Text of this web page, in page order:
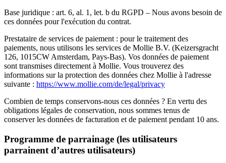
Base juridique : art. 6, al. 1, let. b du RGPD – Nous avons besoin de
ces données pour l'exécution du contrat.
Prestataire de services de paiement : pour le traitement des
paiements, nous utilisons les services de Mollie B.V. (Keizersgracht
126, 1015CW Amsterdam, Pays-Bas). Vos données de paiement
sont transmises directement à Mollie. Vous trouverez des
informations sur la protection des données chez Mollie à l'adresse
suivante : https://www.mollie.com/de/legal/privacy
Combien de temps conservons-nous ces données ? En vertu des
obligations légales de conservation, nous sommes tenus de
conserver les données de facturation et de paiement pendant 10 ans.
Programme de parrainage (les utilisateurs
parrainent d’autres utilisateurs)